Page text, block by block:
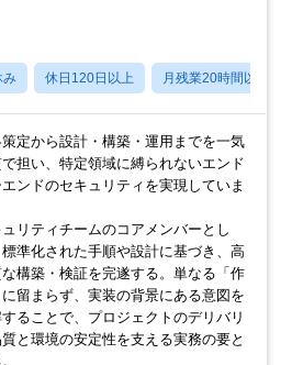
み 休日120日以上 月残業20時間以内
定から設計・構築・運用までを一気
担い、特定領域に縛られないエンド
ンドのセキュリティを実現していま
ュリティチームのコアメンバーとし
準化された手順や設計に基づき、高
構築・検証を完遂する。単なる「作
留まらず、実装の背景にある意図を
ることで、プロジェクトのデリバリ
と環境の安定性を支える実務の要と